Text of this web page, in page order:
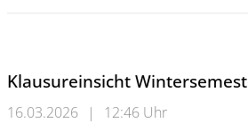
Klausureinsicht
16.03.2026 |
12:46 Uhr